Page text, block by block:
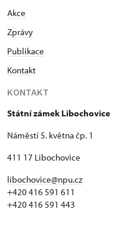
Akce
Zprávy
Publikace
Kontakt
KONTAKT
Státní zámek Libochovice
Náměstí 5. května čp. 1
411 17 Libochovice
libochovice@npu.cz
+420 416 591 611
+420 416 591 443